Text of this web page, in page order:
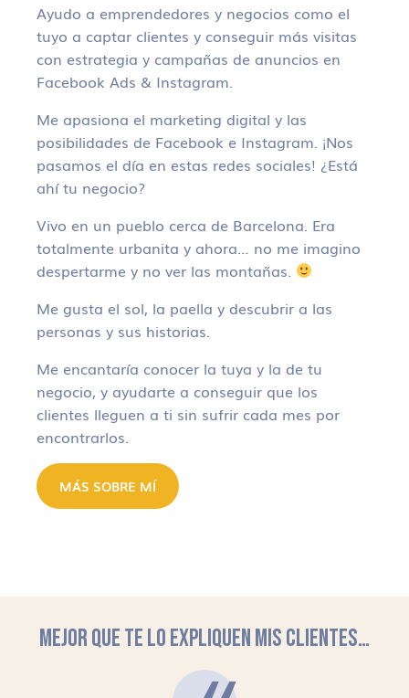
Ayudo a emprendedores y negocios como el
tuyo a captar clientes y conseguir más visitas
con estrategia y campañas de anuncios en
Facebook Ads & Instagram.
Me apasiona el marketing digital y las
posibilidades de Facebook e Instagram. ¡Nos
pasamos el día en estas redes sociales! ¿Está
ahí tu negocio?
Vivo en un pueblo cerca de Barcelona. Era
totalmente urbanita y ahora… no me imagino
despertarme y no ver las montañas.
Me gusta el sol, la paella y descubrir a las
personas y sus historias.
Me encantaría conocer la tuya y la de tu
negocio, y ayudarte a conseguir que los
clientes lleguen a ti sin sufrir cada mes por
encontrarlos.
MÁS SOBRE MÍ
MEJOR QUE TE LO EXPLIQUEN MIS CLIENTES…